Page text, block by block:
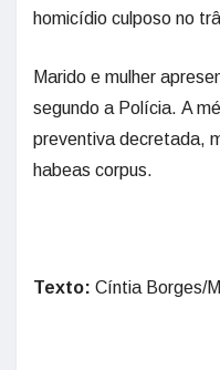
homicídio culposo no
Marido e mulher
segundo a Polícia. A
preventiva decretada,
habeas corpus.
Texto: Cíntia Borges/